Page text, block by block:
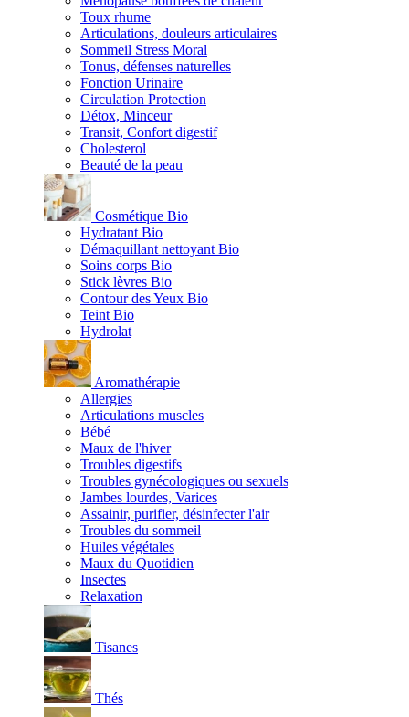
Toux rhume
Articulations, douleurs articulaires
Sommeil Stress Moral
Tonus, défenses naturelles
Fonction Urinaire
Circulation Protection
Détox, Minceur
Transit, Confort digestif
Cholesterol
Beauté de la peau
Cosmétique Bio
Hydratant Bio
Démaquillant nettoyant Bio
Soins corps Bio
Stick lèvres Bio
Contour des Yeux Bio
Teint Bio
Hydrolat
Aromathérapie
Allergies
Articulations muscles
Bébé
Maux de l'hiver
Troubles digestifs
Troubles gynécologiques ou sexuels
Jambes lourdes, Varices
Assainir, purifier, désinfecter l'air
Troubles du sommeil
Huiles végétales
Maux du Quotidien
Insectes
Relaxation
Tisanes
Thés